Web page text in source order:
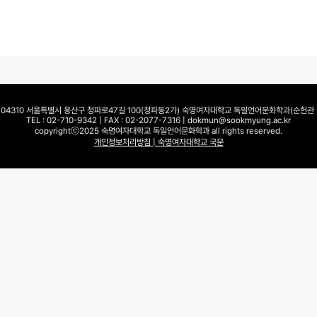
서울특별시 용산구 청파로47길 100(청파동2가) 숙명여자대학교 독일언어문화학과(순헌
TEL : 02-710-9342 | FAX : 02-2077-7316 | dokmun@sookmyung.ac.kr
copyrightⓒ2025 숙명여자대학교 독일언어문화학과 all rights reserved.
개인정보처리방침 | 숙명여자대학교 국문